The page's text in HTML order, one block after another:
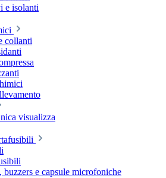
e isolanti
collanti
visualizza
e capsule microfoniche